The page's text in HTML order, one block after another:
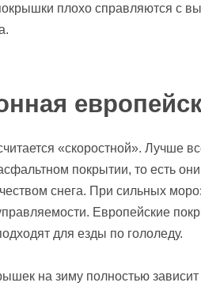
плохо справляются с
«скоростной». Лучше
покрытии, то есть
снега. При сильных
Европейские
для езды по гололеду.
на зиму полностью